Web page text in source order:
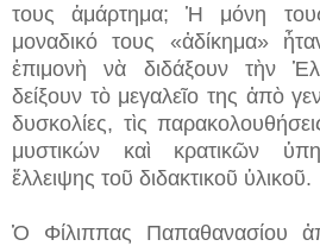
τους ἁμάρτημα; Ἡ μόνη
μοναδικό τους «ἀδίκημα»
ἐπιμονὴ νὰ διδάξουν τὴν
δείξουν τὸ μεγαλεῖο της ἀπὸ
δυσκολίες, τὶς
μυστικών καὶ κρατικῶν
ἔλλειψης τοῦ διδακτικοῦ ὑλικοῦ.
Ὁ Φίλιππας Παπαθανασίου